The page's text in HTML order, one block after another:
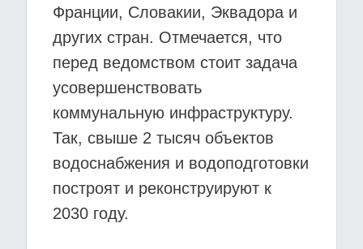
Франции, Словакии, Эквадора и
других стран. Отмечается, что
перед ведомством стоит задача
усовершенствовать
коммунальную инфраструктуру.
Так, свыше 2 тысяч объектов
водоснабжения и водоподготовки
построят и реконструируют к
2030 году.